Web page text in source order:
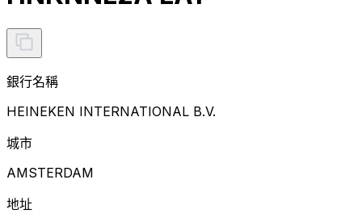
銀行名稱
HEINEKEN INTERNATIONAL B.V.
城市
AMSTERDAM
地址